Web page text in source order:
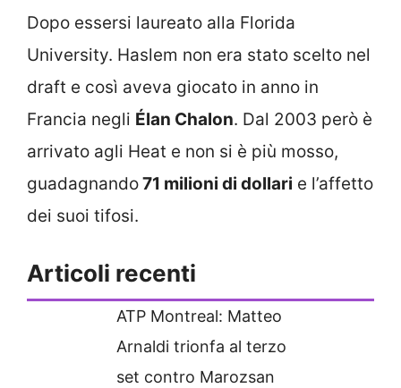
Dopo essersi laureato alla Florida
University. Haslem non era stato scelto nel
draft e così aveva giocato in anno in
Francia negli Élan Chalon. Dal 2003 però è
arrivato agli Heat e non si è più mosso,
guadagnando71 milioni di dollari e l’affetto
dei suoi tifosi.
Articoli recenti
ATP Montreal: Matteo
Arnaldi trionfa al terzo
set contro Marozsan